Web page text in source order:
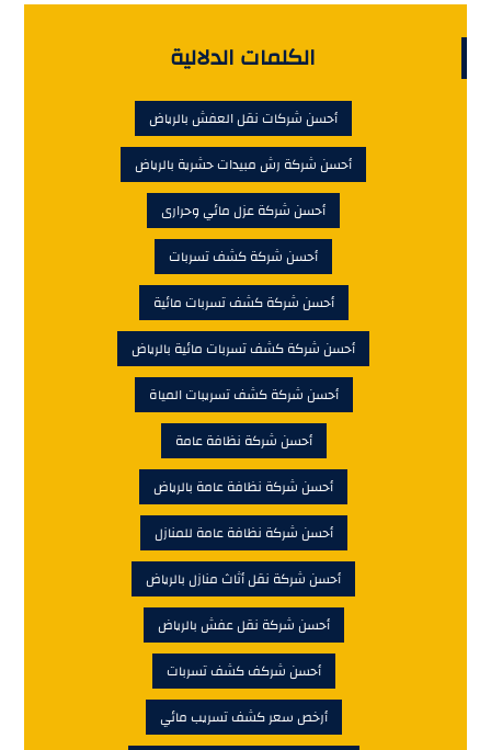
الكلمات الدلالية
أحسن شركات نقل العفش بالرياض
أحسن شركة رش مبيدات حشرية بالرياض
أحسن شركة عزل مائي وحرارى
أحسن شركة كشف تسربات
أحسن شركة كشف تسربات مائية
أحسن شركة كشف تسربات مائية بالرياض
أحسن شركة كشف تسريبات المياة
أحسن شركة نظافة عامة
أحسن شركة نظافة عامة بالرياض
أحسن شركة نظافة عامة للمنازل
أحسن شركة نقل أثاث منازل بالرياض
أحسن شركة نقل عفش بالرياض
أحسن شركف كشف تسربات
أرخص سعر كشف تسريب مائي